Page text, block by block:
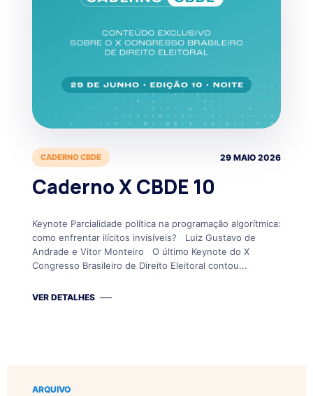
CADERNO CBDE 29 MAIO 2026
Caderno X CBDE 10
Keynote Parcialidade política na programação algorítmica:
como enfrentar ilícitos invisíveis? Luiz Gustavo de
Andrade e Vitor Monteiro O último Keynote do X
Congresso Brasileiro de Direito Eleitoral contou...
VER DETALHES
ARQUIVO